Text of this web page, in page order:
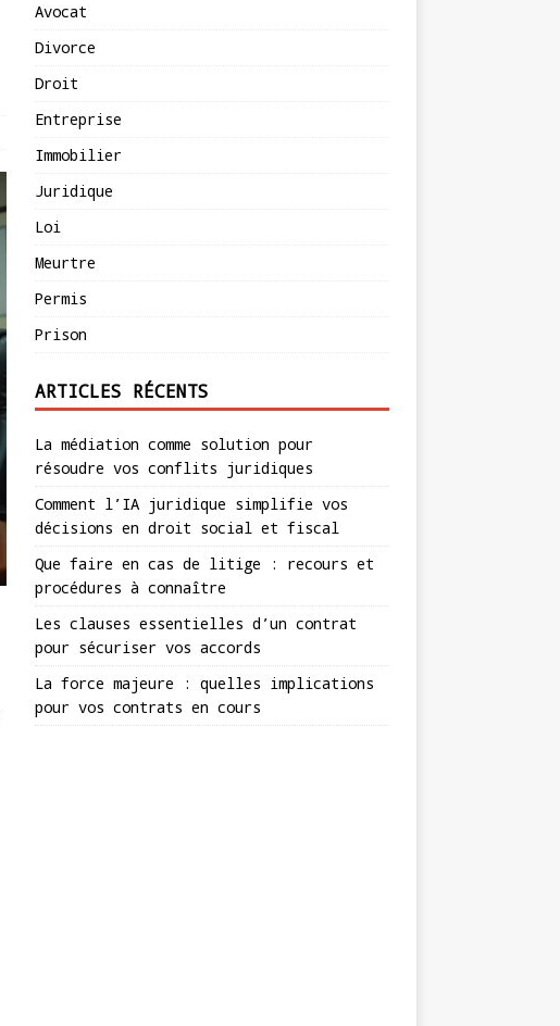
Avocat
Divorce
Droit
Entreprise
Immobilier
Juridique
Loi
Meurtre
Permis
Prison
ARTICLES RÉCENTS
La médiation comme solution pour
résoudre vos conflits juridiques
Comment l’IA juridique simplifie vos
décisions en droit social et fiscal
Que faire en cas de litige : recours et
procédures à connaître
Les clauses essentielles d’un contrat
pour sécuriser vos accords
La force majeure : quelles implications
pour vos contrats en cours